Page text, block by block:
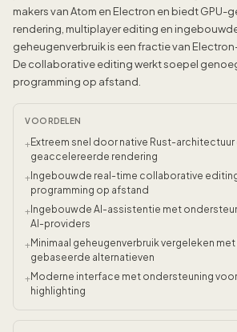
makers van Atom en Electron en biedt GPU-
rendering, multiplayer editing en
geheugenverbruik is een fractie van
De collaborative editing werkt soepel
programming op afstand.
VOORDELEN
+Extreem snel door native Rust-architectuur
geaccelereerde rendering
+ Ingebouwde real-time collaborative
programming op afstand
+ Ingebouwde AI-assistentie met
AI-providers
+Minimaal geheugenverbruik vergeleken
gebaseerde alternatieven
+Moderne interface met ondersteuning
highlighting